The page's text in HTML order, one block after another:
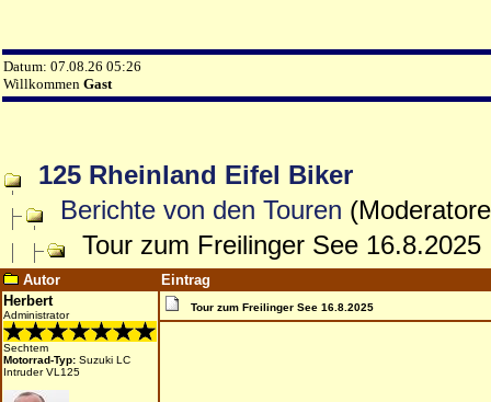
Datum: 07.08.26 05:26
Willkommen Gast
125 Rheinland Eifel Biker
Berichte von den Touren
Tour zum Freilinger See 16.8.2025
Autor
Eintrag
Herbert
Administrator
Sechtem
Motorrad-Typ: Suzuki LC
Intruder VL125
Tour zum Freilinger See 16.8.2025